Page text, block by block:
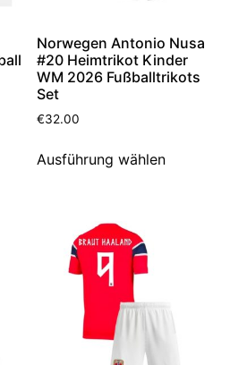
Norwegen Antonio Nusa
#20 Heimtrikot Kinder
WM 2026 Fußballtrikots
Set
€32.00
Ausführung wählen